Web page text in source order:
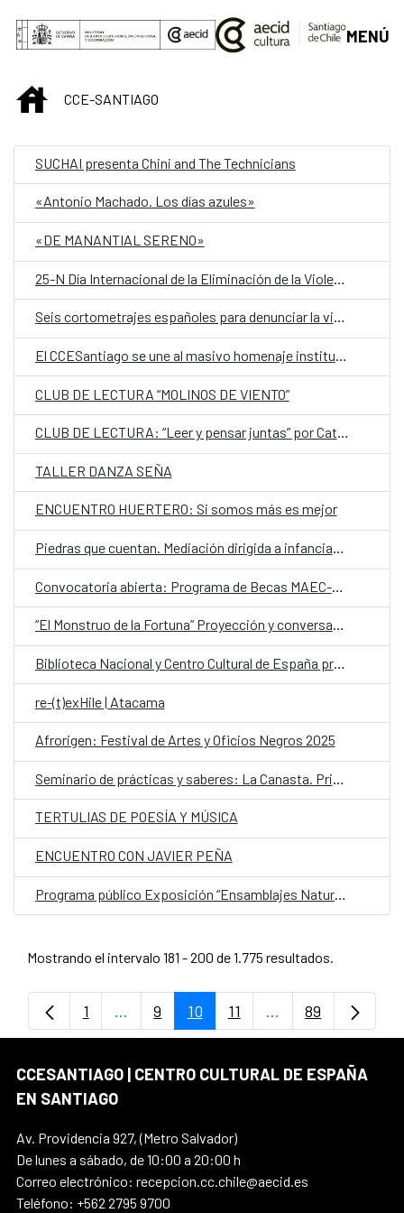
Saltar al contenido principal
MENÚ
INICIOCCE-SANTIAGO
SUCHAI presenta Chini and The Technicians
«Antonio Machado. Los días azules»
«DE MANANTIAL SERENO»
25-N Día Internacional de la Eliminación de la Violencia contra la Mujer, PROYECCIÓN DE CORTOMETRAJES
Seis cortometrajes españoles para denunciar la violencia machista en un ciclo especial del CCC y el CCESantiago
El CCESantiago se une al masivo homenaje institucional para conmemorar el 80° aniversario del Nobel a Gabriela Mistral
CLUB DE LECTURA “MOLINOS DE VIENTO”
CLUB DE LECTURA: “Leer y pensar juntas” por Catáloga Colectiva
TALLER DANZA SEÑA
ENCUENTRO HUERTERO: Si somos más es mejor
Piedras que cuentan. Mediación dirigida a infancias, jóvenes y cudadoras
Convocatoria abierta: Programa de Becas MAEC-AECID 2025–2026 para jóvenes españoles
“El Monstruo de la Fortuna” Proyección y conversatorio
Biblioteca Nacional y Centro Cultural de España presentan conferencia sobre la voz de Gabriela Mistral en repertorios digitales
re-(t)exHile | Atacama
Afrorigen: Festival de Artes y Oficios Negros 2025
Seminario de prácticas y saberes: La Canasta. Primer Encuentro de Arte y Trabajo Social
TERTULIAS DE POESÍA Y MÚSICA
ENCUENTRO CON JAVIER PEÑA
Programa público Exposición “Ensamblajes Naturoculturales”
Mostrando el intervalo 181 - 200 de 1.775 resultados.
Página
1 ...Páginas intermedias Use TAB para
Página
9 Página
10 Página
11 ...PáginasPágina
89
CCESANTIAGO | CENTRO CULTURAL DE ESPAÑA
EN SANTIAGO
Av. Providencia 927, (Metro Salvador)
De lunes a sábado, de 10:00 a 20:00 h
Correo electrónico: recepcion.cc.chile@aecid.es
Teléfono: +562 2795 9700